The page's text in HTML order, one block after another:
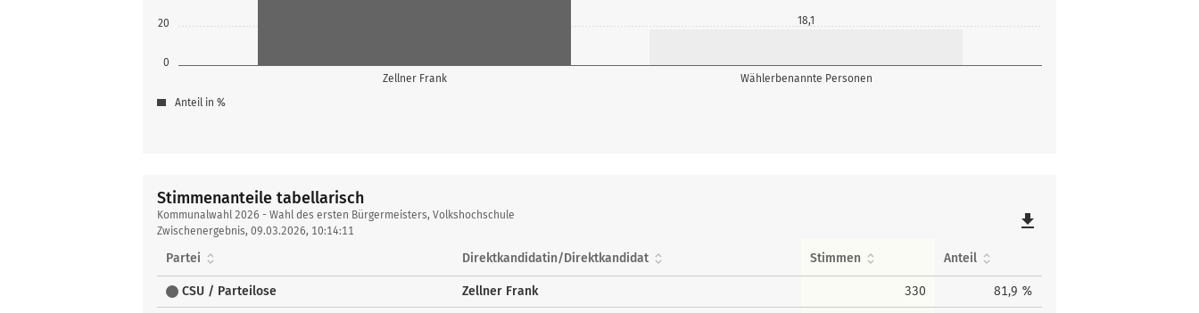
0
20
Zellner Frank Wählerbenannte Personen
18,1
Anteil in %
Stimmenanteile tabellarisch
Stimmenanteile
tabellarisch
Kommunalwahl 2026 - Wahl des ersten Bürgermeisters, Volkshochschule
Zwischenergebnis, 09.03.2026, 10:14:11
file_download
Partei Direktkandidatin/Direktkandidat Stimmen Anteil
CSU / Parteilose Zellner Frank 330 81,9 %